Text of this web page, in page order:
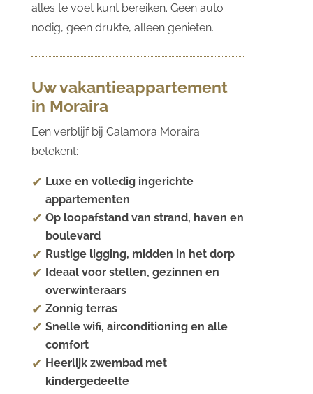
alles te voet kunt bereiken. Geen auto
nodig, geen drukte, alleen genieten.
Uw vakantieappartement
in Moraira
Een verblijf bij Calamora Moraira
betekent:
Luxe en volledig ingerichte
appartementen
Op loopafstand van strand, haven en
boulevard
Rustige ligging, midden in het dorp
Ideaal voor stellen, gezinnen en
overwinteraars
Zonnig terras
Snelle wifi, airconditioning en alle
comfort
Heerlijk zwembad met
kindergedeelte